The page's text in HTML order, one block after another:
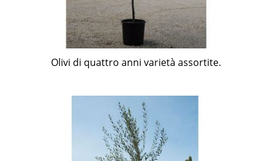
Olivi di quattro anni varietà assortite.